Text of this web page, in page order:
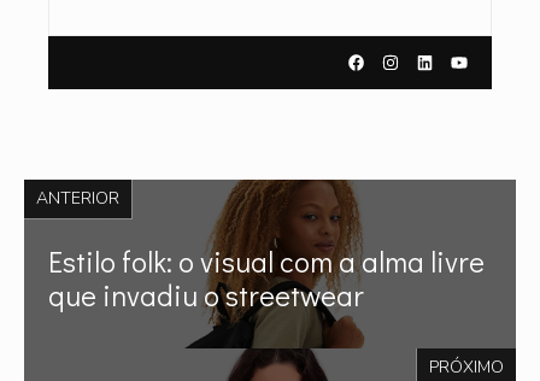
ANTERIOR
Estilo folk: o visual com a alma livre
que invadiu o streetwear
PRÓXIMO